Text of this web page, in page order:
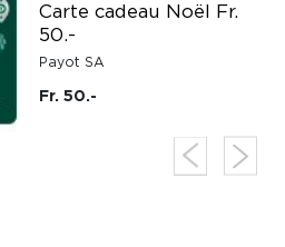
Carte cadeau Noël Fr.
50.-
Payot SA
Fr. 50.-